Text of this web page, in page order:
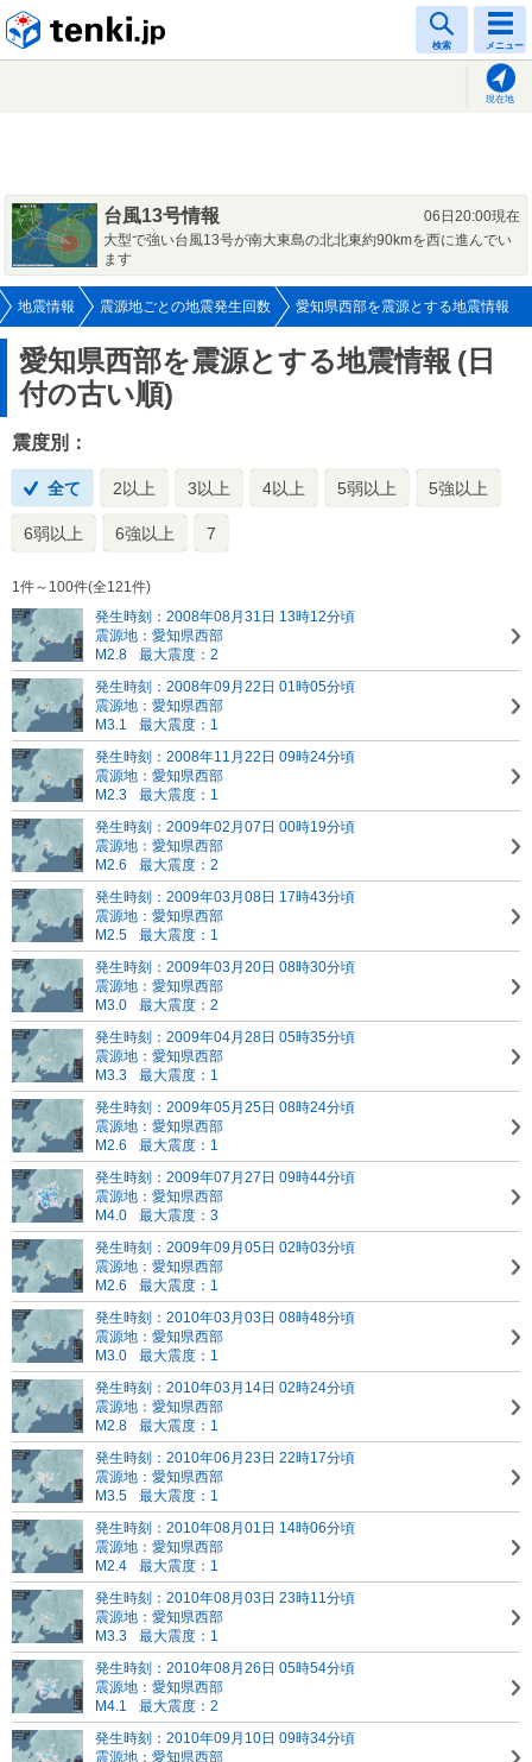
検索 メニュー
現在地
台風13号情報
06日20:00現在
大型で強い台風13号が南大東島の北北東約90kmを西に進んでい
ます
地震情報 震源地ごとの地震発生回数 愛知県西部を震源とする地震情報
愛知県西部を震源とする地震情報 (日
付の古い順)
震度別：
全て 2以上 3以上 4以上 5弱以上 5強以上
6弱以上 6強以上 7
1件～100件(全121件)
発生時刻：2008年08月31日 13時12分頃
震源地：愛知県西部
M2.8
最大震度：2
発生時刻：2008年09月22日 01時05分頃
震源地：愛知県西部
M3.1
最大震度：1
発生時刻：2008年11月22日 09時24分頃
震源地：愛知県西部
M2.3
最大震度：1
発生時刻：2009年02月07日 00時19分頃
震源地：愛知県西部
M2.6
最大震度：2
発生時刻：2009年03月08日 17時43分頃
震源地：愛知県西部
M2.5
最大震度：1
発生時刻：2009年03月20日 08時30分頃
震源地：愛知県西部
M3.0
最大震度：2
発生時刻：2009年04月28日 05時35分頃
震源地：愛知県西部
M3.3
最大震度：1
発生時刻：2009年05月25日 08時24分頃
震源地：愛知県西部
M2.6
最大震度：1
発生時刻：2009年07月27日 09時44分頃
震源地：愛知県西部
M4.0
最大震度：3
発生時刻：2009年09月05日 02時03分頃
震源地：愛知県西部
M2.6
最大震度：1
発生時刻：2010年03月03日 08時48分頃
震源地：愛知県西部
M3.0
最大震度：1
発生時刻：2010年03月14日 02時24分頃
震源地：愛知県西部
M2.8
最大震度：1
発生時刻：2010年06月23日 22時17分頃
震源地：愛知県西部
M3.5
最大震度：1
発生時刻：2010年08月01日 14時06分頃
震源地：愛知県西部
M2.4
最大震度：1
発生時刻：2010年08月03日 23時11分頃
震源地：愛知県西部
M3.3
最大震度：1
発生時刻：2010年08月26日 05時54分頃
震源地：愛知県西部
M4.1
最大震度：2
発生時刻：2010年09月10日 09時34分頃
震源地：愛知県西部